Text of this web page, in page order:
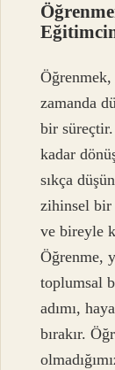
zamanda
bir
kadar
sıkça
zihinsel bir
ve bireyle
Öğrenme,
toplumsal
adımı,
bırakır.